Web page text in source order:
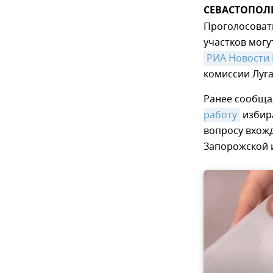
участков
РИА
комиссии
Ранее
работу
вопросу
Запорожской